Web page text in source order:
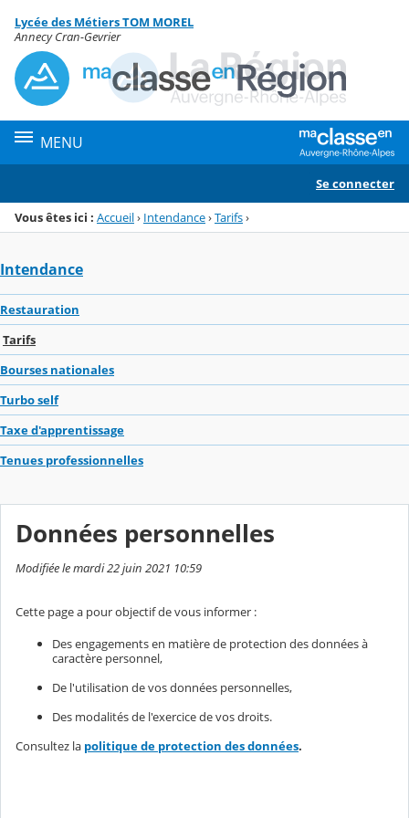
Menu de la rubrique
Contenu
Lycée des Métiers TOM MOREL
Annecy Cran-Gevrier
MENU
Se connecter
Vous êtes ici : Accueil› Intendance›Tarifs›
Intendance
Restauration
Tarifs
Bourses nationales
Turbo self
Taxe d'apprentissage
Tenues professionnelles
Données personnelles
Modifiée le mardi 22 juin 2021 10:59
Cette page a pour objectif de vous informer :
Des engagements en matière de protection des données à
caractère personnel,
De l'utilisation de vos données personnelles,
Des modalités de l'exercice de vos droits.
Consultez la politique de protection des données.